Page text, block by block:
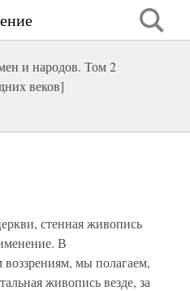
и народов. Том 2
веков]
стенная живопись
В
мы полагаем,
живопись везде, за